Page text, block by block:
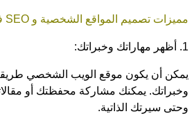
مميزات تصميم المواقع الشخصية و SEO في دبي:
1. أظهر مهاراتك وخبراتك:
يمكن أن يكون موقع الويب الشخصي
وخبراتك. يمكنك مشاركة محفظتك أو
وحتى سيرتك الذاتية.